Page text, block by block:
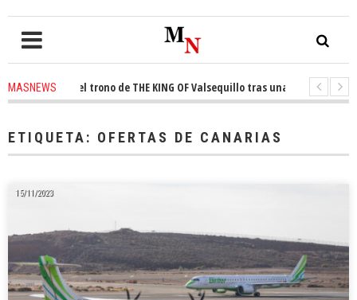
MASNEWSel trono de THE KING OF Valsequillo tras una jornada de
ETIQUETA: OFERTAS DE CANARIAS
15/11/2023